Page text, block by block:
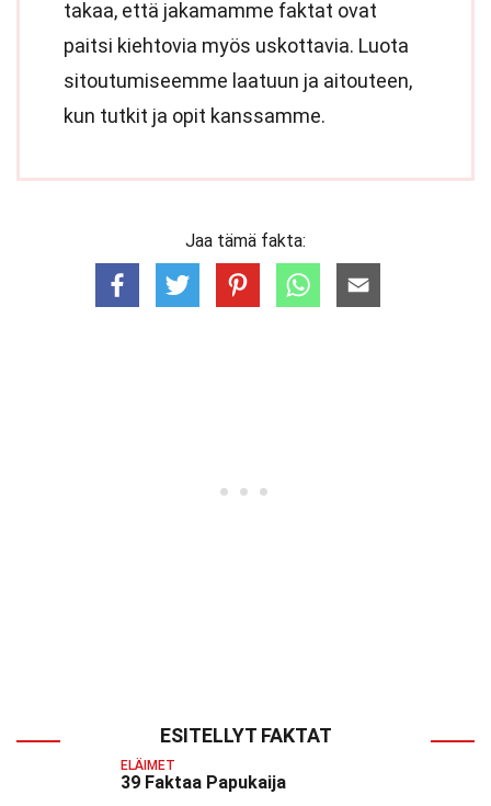
takaa, että jakamamme faktat ovat
paitsi kiehtovia myös uskottavia. Luota
sitoutumiseemme laatuun ja aitouteen,
kun tutkit ja opit kanssamme.
Jaa tämä fakta:
ESITELLYT FAKTAT
ELÄIMET
39 Faktaa Papukaija